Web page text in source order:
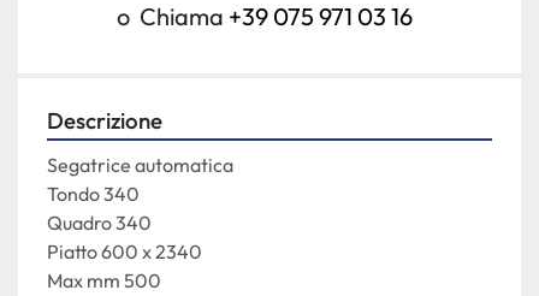
o Chiama +39 075 971 03 16
Descrizione
Segatrice automatica
Tondo 340
Quadro 340
Piatto 600 x 2340
Max mm 500